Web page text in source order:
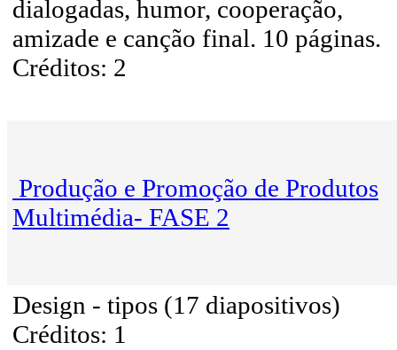
dialogadas, humor, cooperação,
amizade e canção final. 10 páginas.
Créditos: 2
Produção e Promoção de Produtos
Multimédia- FASE 2
Design - tipos (17 diapositivos)
Créditos: 1